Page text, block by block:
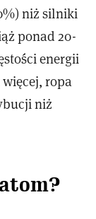
niż silniki
ponad 20-
energii
ropa
niż